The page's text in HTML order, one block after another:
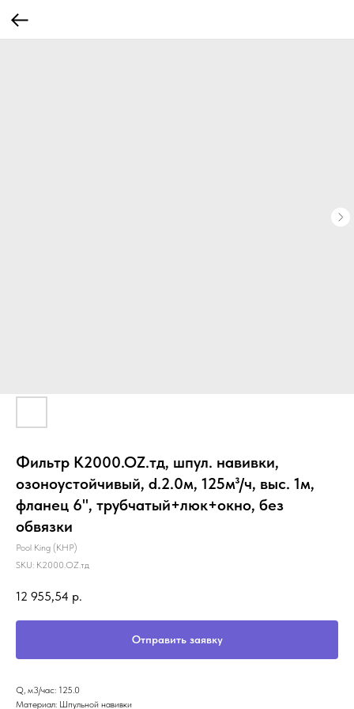
Фильтр K2000.OZ.тд, шпул. навивки,
озоноустойчивый, d.2.0м, 125м³/ч, выс. 1м,
фланец 6", трубчатый+люк+окно, без
обвязки
Pool King (КНР)
SKU: K2000.OZ.тд
12 955,54 р.
Отправить заявку
Q, м3/час: 125.0
Материал: Шпульной навивки